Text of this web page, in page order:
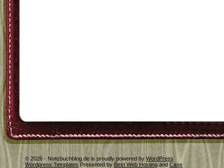
© 2026 - Notizbuchblog.de is proudly powered by WordPress
Wordpress Templates Presented by Best Web Hosting and Case